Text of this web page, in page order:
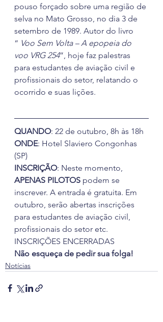
pouso forçado sobre uma região de
selva no Mato Grosso, no dia 3 de
setembro de 1989. Autor do livro
“ Voo Sem Volta – A epopeia do
voo VRG 254”, hoje faz palestras
para estudantes de aviação civil e
profissionais do setor, relatando o
ocorrido e suas lições.
QUANDO: 22 de outubro, 8h às 18h
ONDE: Hotel Slaviero Congonhas
(SP)
INSCRIÇÃO: Neste momento,
APENAS PILOTOS podem se
inscrever. A entrada é gratuita. Em
outubro, serão abertas inscrições
para estudantes de aviação civil,
profissionais do setor etc.
INSCRIÇÕES ENCERRADAS
Não esqueça de pedir sua folga!
Notícias